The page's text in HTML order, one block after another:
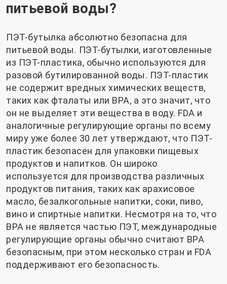
питьевой воды?
ПЭТ-бутылка абсолютно безопасна для
питьевой воды. ПЭТ-бутылки, изготовленные
из ПЭТ-пластика, обычно используются для
разовой бутилированной воды. ПЭТ-пластик
не содержит вредных химических веществ,
таких как фталаты или BPA, а это значит, что
он не выделяет эти вещества в воду. FDA и
аналогичные регулирующие органы по всему
миру уже более 30 лет утверждают, что ПЭТ-
пластик безопасен для упаковки пищевых
продуктов и напитков. Он широко
используется для производства различных
продуктов питания, таких как арахисовое
масло, безалкогольные напитки, соки, пиво,
вино и спиртные напитки. Несмотря на то, что
BPA не является частью ПЭТ, международные
регулирующие органы обычно считают BPA
безопасным, при этом несколько стран и FDA
поддерживают его безопасность.